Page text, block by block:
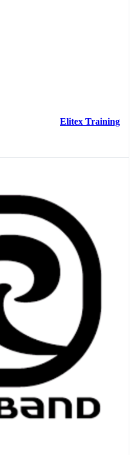
Elitex Training